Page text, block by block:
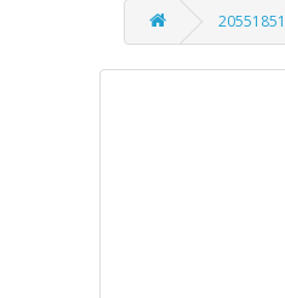
20551851